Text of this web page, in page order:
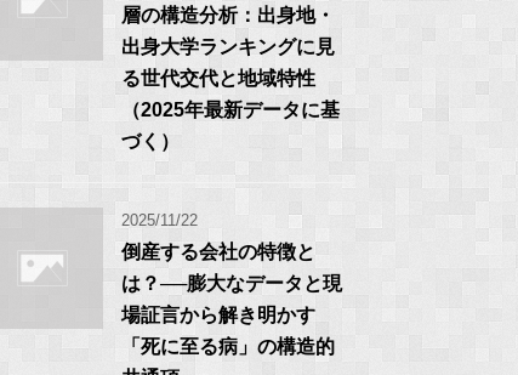
層の構造分析：出身地・
出身大学ランキングに見
る世代交代と地域特性
（2025年最新データに基
づく）
2025/11/22
倒産する会社の特徴と
は？──膨大なデータと現
場証言から解き明かす
「死に至る病」の構造的